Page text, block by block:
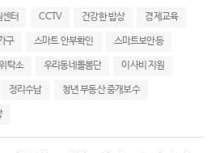
터 CCTV 건강한 밥상 경제교육
구 스마트 안부확인 스마트보안등
탁소 우리동네돌봄단 이사비 지원
정리수납 청년 부동산 중개보수